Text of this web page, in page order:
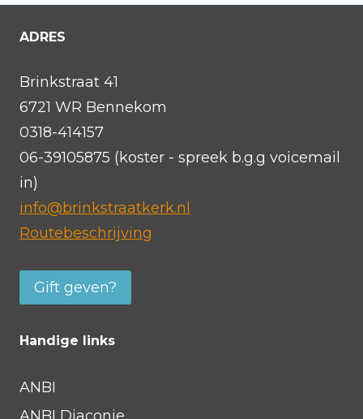
ADRES
Brinkstraat 41
6721 WR Bennekom
0318-414157
06-39105875 (koster - spreek b.g.g voicemail
in)
info@brinkstraatkerk.nl
Routebeschrijving
Gift geven?
Handige links
ANBI